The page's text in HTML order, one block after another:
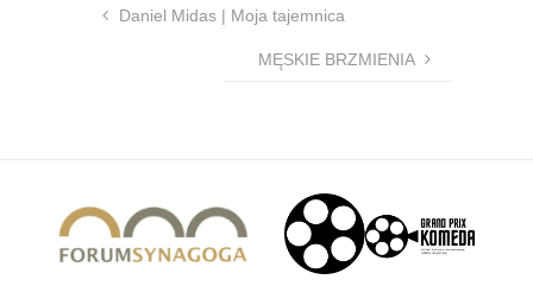
Daniel Midas | Moja tajemnica
MĘSKIE BRZMIENIA